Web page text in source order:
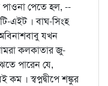
পেতে হল, --
এইট । বাঘ-সিংহ
যখন
কলকাতার জু-
পারেন যে,
কম । স্বপ্নদ্বীপে শঙ্কুর